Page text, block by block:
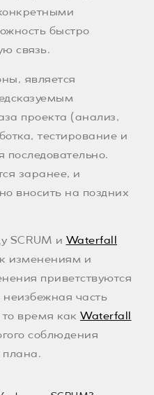
быстро
связь.
является
проекта (анализ,
тестирование и
последовательно.
заранее, и
вносить на поздних
SCRUM и Waterfall
изменениям и
приветствуются
часть
время как Waterfall
соблюдения
плана.